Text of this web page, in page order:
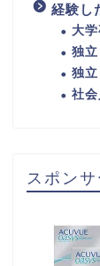
経験し
大
独
独立
社会
スポン